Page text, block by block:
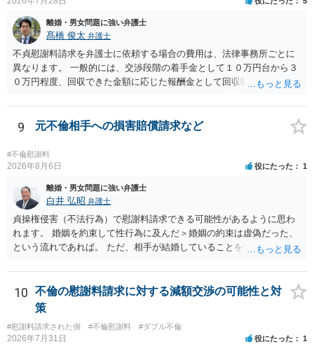
離婚・男女問題に強い弁護士
髙橋 俊太 弁護士
不貞慰謝料請求を弁護士に依頼する場合の費用は、法律事務所ごとに
異なります。 一般的には、交渉段階の着手金として１０万円台から３
０万円程度、回収できた金額に応じた報酬金として回収額の１０％か
には、追加着手金や日当、実費が発生することもあります。 もっと
も、証拠が十分にあるか、相手方の住所・勤務先が分かるか、慰謝料
額、離婚の有無、交渉で終わるか訴訟まで見込むかによって、費用は
変わり得ます。依頼前に、交渉だけの場合、訴訟になった場合、回収
できなかった場合の費用を確認しておくとよいでしょう。 弁護士選び
通しを過度に楽観的に言い過ぎないか、質問に具体的に答えてくれる
か、連絡方法（メール、電話、弁護士直接か事務局員を介するかな
ど）や対応スピードが合うかを確認するとよいと思います。いずれに
しましても、弁護士への相談・依頼にあたっては、証拠資料、夫と相
手方の関係、相手方の氏名・住所等、夫婦関係への影響、離婚予定の
9 元不倫相手への損害賠償請求など
#不倫慰謝料
2026年8月6日 役にたった 1
離婚・男女問題に強い弁護士
白井 弘昭 弁護士
貞操権侵害（不法行為）で慰謝料請求できる可能性があるように思わ
れます。 婚姻を約束して性行為に及んだ＞婚姻の約束は虚偽だった、
という流れであれば。 ただ、相手が結婚していることを知って行為に
性も認められそうですので、あまり慰謝料は高額にならないように思
われます。 一度、最寄りの弁護士に相談してみてください。
10
不倫の慰謝料請求に対する減額交渉の可能性と対
策
#慰謝料請求された側 #不倫慰謝料 #ダブル不倫
2026年7月31日 役にたった 1